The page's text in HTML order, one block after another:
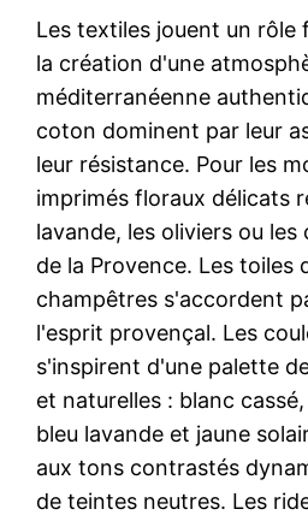
Les textiles jouent un rôle
la création d'une
méditerranéenne
coton dominent par leur
leur résistance. Pour les
imprimés floraux délicats
lavande, les oliviers ou les
de la Provence. Les toiles
champêtres s'accordent
l'esprit provençal. Les
s'inspirent d'une palette
et naturelles : blanc
bleu lavande et jaune
aux tons contrastés
de teintes neutres. Les